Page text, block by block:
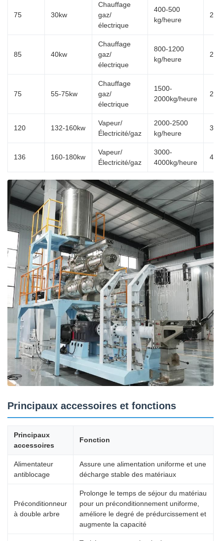
75 30kw
Chauffage
gaz/
électrique
400-500
kg/heure
85 40kw
Chauffage
gaz/
électrique
800-1200
kg/heure
75 55-75kw
Chauffage
gaz/
électrique
1500-
2000kg/heure
120 132-160kw
Vapeur/
Électricité/gaz
2000-2500
kg/heure
136 160-180kw
Vapeur/
Électricité/gaz
3000-
4000kg/heure
Principaux accessoires et fonctions
Principaux
accessoires
Fonction
Alimentateur
antiblocage
Assure une alimentation uniforme et une
décharge stable des matériaux
Préconditionneur
à double arbre
Prolonge le temps de séjour du matériau
pour un préconditionnement uniforme,
améliore le degré de prédurcissement et
augmente la capacité